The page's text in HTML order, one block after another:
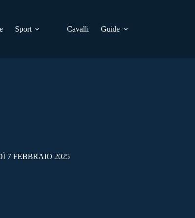
Sport Cavalli Guide
7 FEBBRAIO 2025